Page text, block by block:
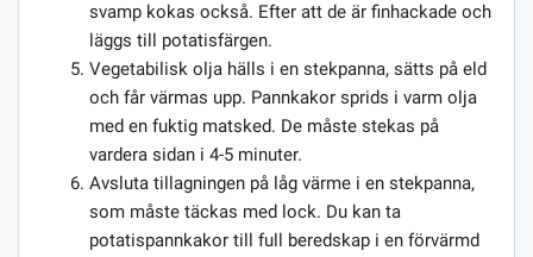
svamp kokas också. Efter att de är finhackade och
läggs till potatisfärgen.
Vegetabilisk olja hälls i en stekpanna, sätts på eld
och får värmas upp. Pannkakor sprids i varm olja
med en fuktig matsked. De måste stekas på
vardera sidan i 4-5 minuter.
Avsluta tillagningen på låg värme i en stekpanna,
som måste täckas med lock. Du kan ta
potatispannkakor till full beredskap i en förvärmd